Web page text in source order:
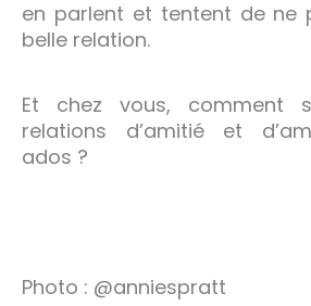
en parlent et tentent de ne
belle relation.
Et chez vous, comment
relations d’amitié et
ados ?
Photo : @anniespratt